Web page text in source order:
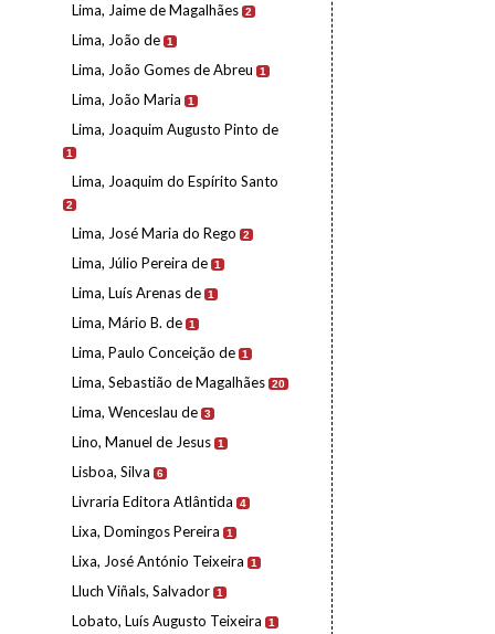
Lima, Jaime de Magalhães 2
Lima, João de 1
Lima, João Gomes de Abreu 1
Lima, João Maria 1
Lima, Joaquim Augusto Pinto de
1
Lima, Joaquim do Espírito Santo
2
Lima, José Maria do Rego 2
Lima, Júlio Pereira de 1
Lima, Luís Arenas de 1
Lima, Mário B. de 1
Lima, Paulo Conceição de 1
Lima, Sebastião de Magalhães 20
Lima, Wenceslau de 3
Lino, Manuel de Jesus 1
Lisboa, Silva 6
Livraria Editora Atlântida 4
Lixa, Domingos Pereira 1
Lixa, José António Teixeira 1
Lluch Viñals, Salvador 1
Lobato, Luís Augusto Teixeira 1